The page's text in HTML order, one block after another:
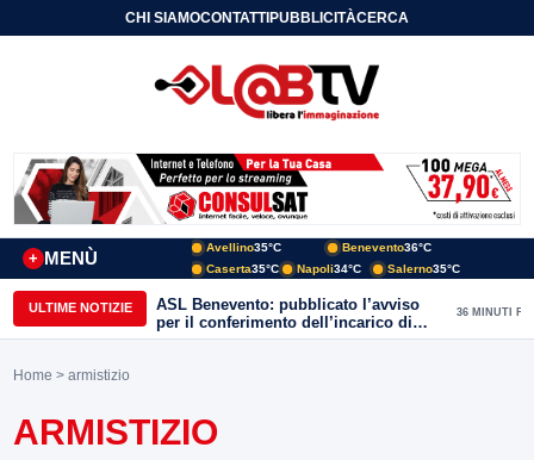
CHI SIAMOCONTATTIPUBBLICITÀCERCA
MENÙ
+
Avellino35°C Benevento36°C
Caserta35°C Napoli34°C Salerno35°C
ULTIME NOTIZIE
ASL Benevento: pubblicato l’avviso
per il conferimento dell’incarico di
Direttore della Unità Operativa
36 MINUTI FA
Home > armistizio
ARMISTIZIO